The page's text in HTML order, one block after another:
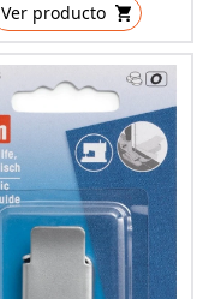
Ver producto